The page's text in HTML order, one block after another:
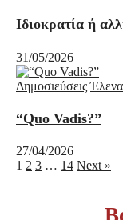
Ιδιοκρατία ή
31/05/2026
Δημοσιεύσεις
“Quo Vadis?”
27/04/2026
1 2 3 … 14 Next »